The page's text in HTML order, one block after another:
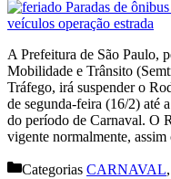
A Prefeitura de São Paulo,
Mobilidade e Trânsito
Tráfego, irá suspender o
de segunda-feira (16/2) até
do período de Carnaval. O
vigente normalmente,
Categorias CARNAVAL,